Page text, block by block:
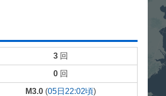
3回
0回
M3.0(05日22:02頃)